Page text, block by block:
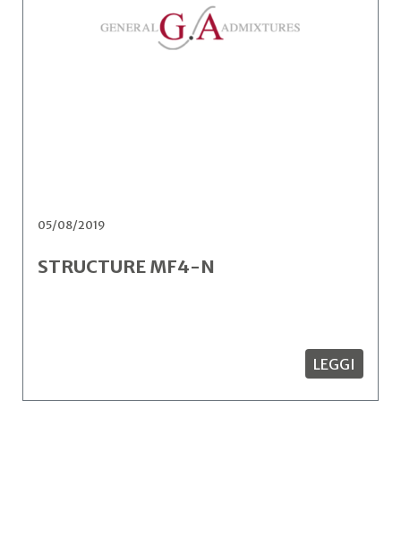
05/08/2019
STRUCTURE MF4-N
LEGGI